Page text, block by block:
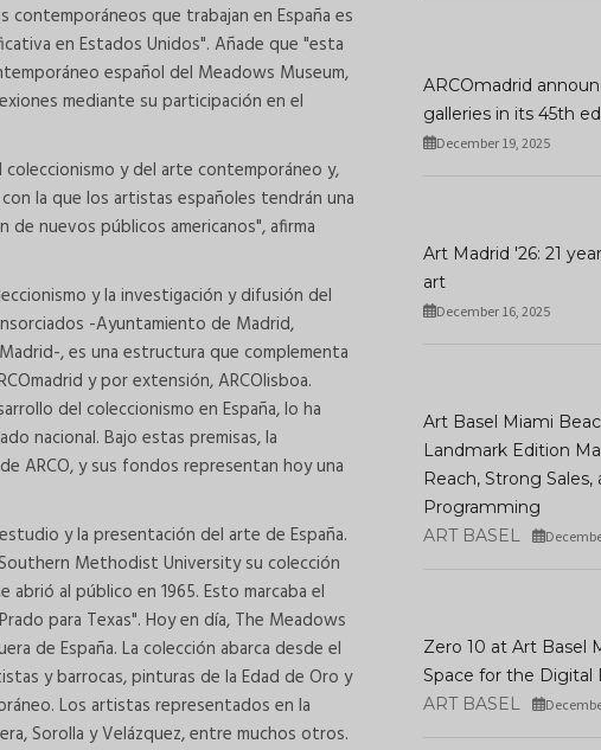
contemporáneos que trabajan en España es
en Estados Unidos". Añade que "esta
español del Meadows Museum,
mediante su participación en el
y del arte contemporáneo y,
la que los artistas españoles tendrán una
nuevos públicos americanos", afirma
y la investigación y difusión del
-Ayuntamiento de Madrid,
, es una estructura que complementa
y por extensión, ARCOlisboa.
del coleccionismo en España, lo ha
nacional. Bajo estas premisas, la
ARCO, y sus fondos representan hoy una
y la presentación del arte de España.
Methodist University su colección
al público en 1965. Esto marcaba el
para Texas". Hoy en día, The Meadows
de España. La colección abarca desde el
y barrocas, pinturas de la Edad de Oro y
Los artistas representados en la
Sorolla y Velázquez, entre muchos otros.
ARCOmadrid
galleries in its 45th
December 19, 2025
Art Madrid '26: 21
art
December 16, 2025
Art Basel Miami
Landmark Edition
Reach, Strong Sales,
Programming
ART BASEL
Zero 10 at Art Basel
Space for the Digital
ART BASEL